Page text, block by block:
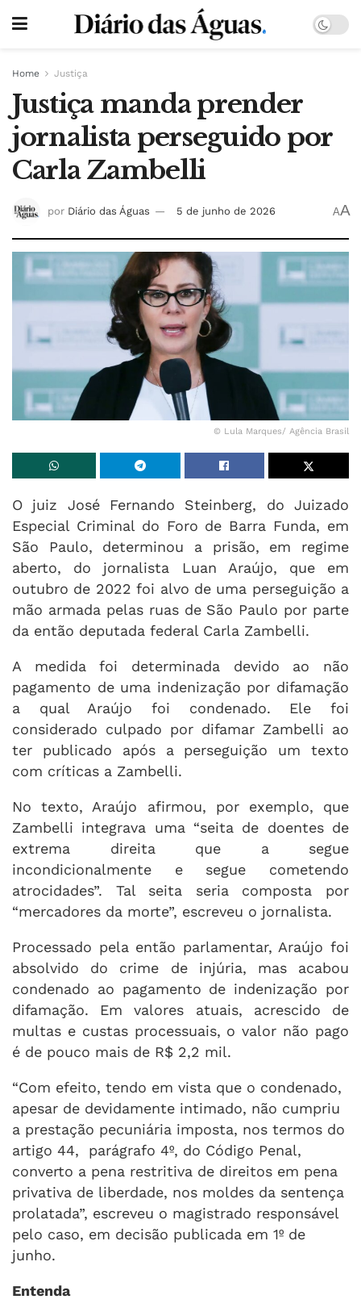
Home Justiça
Justiça manda prender
jornalista perseguido por
Carla Zambelli
por Diário das Águas 5 de junho de 2026 AA
© Lula Marques/ Agência Brasil
O juiz José Fernando Steinberg, do Juizado
Especial Criminal do Foro de Barra Funda, em
São Paulo, determinou a prisão, em regime
aberto, do jornalista Luan Araújo, que em
outubro de 2022 foi alvo de uma perseguição a
mão armada pelas ruas de São Paulo por parte
da então deputada federal Carla Zambelli.
A medida foi determinada devido ao não
pagamento de uma indenização por difamação
a qual Araújo foi condenado. Ele foi
considerado culpado por difamar Zambelli ao
ter publicado após a perseguição um texto
com críticas a Zambelli.
No texto, Araújo afirmou, por exemplo, que
Zambelli integrava uma “seita de doentes de
extrema direita que a segue
incondicionalmente e segue cometendo
atrocidades”. Tal seita seria composta por
“mercadores da morte”, escreveu o jornalista.
Processado pela então parlamentar, Araújo foi
absolvido do crime de injúria, mas acabou
condenado ao pagamento de indenização por
difamação. Em valores atuais, acrescido de
multas e custas processuais, o valor não pago
é de pouco mais de R$ 2,2 mil.
“Com efeito, tendo em vista que o condenado,
apesar de devidamente intimado, não cumpriu
a prestação pecuniária imposta, nos termos do
artigo 44, parágrafo 4º, do Código Penal,
converto a pena restritiva de direitos em pena
privativa de liberdade, nos moldes da sentença
prolatada”, escreveu o magistrado responsável
pelo caso, em decisão publicada em 1º de
junho.
Entenda